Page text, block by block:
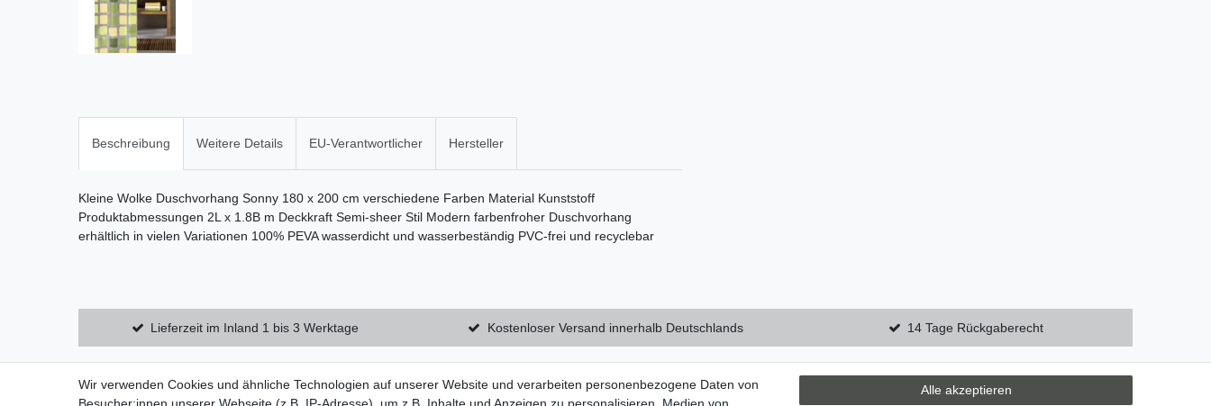
Beschreibung Weitere Details EU-Verantwortlicher Hersteller
Kleine Wolke Duschvorhang Sonny 180 x 200 cm verschiedene Farben Material Kunststoff
Produktabmessungen 2L x 1.8B m Deckkraft Semi-sheer Stil Modern farbenfroher Duschvorhang
erhältlich in vielen Variationen 100% PEVA wasserdicht und wasserbeständig PVC-frei und recyclebar
Lieferzeit im Inland 1 bis 3 Werktage Kostenloser Versand innerhalb Deutschlands 14 Tage Rückgaberecht
Datenschutzerklärung Zum Kontaktformular Zebra-Bau
Wir verwenden Cookies und ähnliche Technologien auf unserer Website und verarbeiten personenbezogene Daten von
Alle akzeptieren